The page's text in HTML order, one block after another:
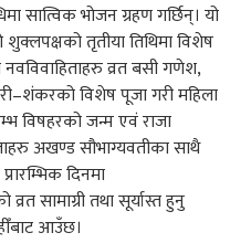
सात्विक भोजन ग्रहण गर्छिन्। यो
तृतीया तिथिमा विशेष
व्रत बसी गणेश,
विशेष पूजा गरी महिला
विषहरको जन्म एवं राजा
अखण्ड सौभाग्यवतीका साथै
दिनमा
सामाग्री तथा सूर्यास्त हुनु
आउँछ।